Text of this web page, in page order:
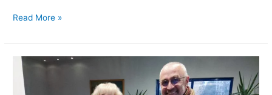
Read More »
Ukrainians
celebrate
Christmas.